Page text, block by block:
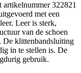
322821
met een
Leer is sterk,
van de schoen
De klittenbandsluiting
in te stellen is. De
gebruik.